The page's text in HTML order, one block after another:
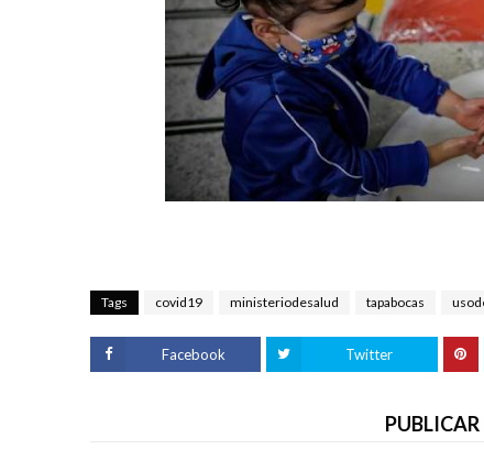
Tags covid19 ministeriodesalud tapabocas
Facebook Twitter